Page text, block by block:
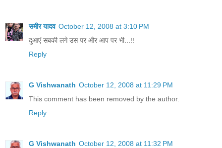
समीर यादव October 12, 2008 at 3:10 PM
दुआएं सबकी लगे उस पर और आप पर भी...!!
Reply
G Vishwanath October 12, 2008 at 11:29 PM
This comment has been removed by the author.
Reply
G Vishwanath October 12, 2008 at 11:32 PM